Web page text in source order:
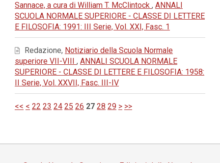
Sannace, a cura di William T. McClintock , ANNALI
SCUOLA NORMALE SUPERIORE - CLASSE DI LETTERE
E FILOSOFIA: 1991: III Serie, Vol. XXI, Fasc. 1
Redazione, Notiziario della Scuola Normale
superiore VII-VIII , ANNALI SCUOLA NORMALE
SUPERIORE - CLASSE DI LETTERE E FILOSOFIA: 1958:
II Serie, Vol. XXVII, Fasc. III-IV
<< < 22 23 24 25 26 27 28 29 > >>